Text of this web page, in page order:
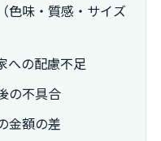
色味・質感・サイズ
への配慮不足
の不具合
金額の差